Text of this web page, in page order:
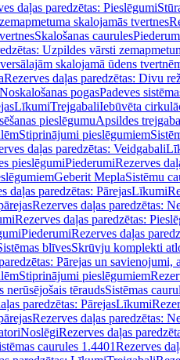
daļas paredzētas: Pieslēgumi
skalojamās tvertnes
Skalošanas caurules
Uzpildes vārsti
skalojamā ūdens
Rezerves daļas paredzētas: Divu
Noskalošanas pogasPadeves
LīkumiTrejgabaliIebūvēta
pieslēgumuApsildes
Stiprinājumi pieslēgumiem
daļas paredzētas: Veidgabali
pieslēgumiPiederumiRezerves
Geberit MeplaSistēmu
daļas paredzētas: PārejasLīkumi
Rezerves daļas paredzētas:
Rezerves daļas paredzētas:
PiederumiRezerves daļas
blīvesSkrūvju komplekti
Pārejas un savienojumi,
Stiprinājumi pieslēgumiem
nerūsējošais tēraudsSistēmas
paredzētas: PārejasLīkumi
Rezerves daļas paredzētas:
NoslēgiRezerves daļas
caurules 1.4401Rezerves